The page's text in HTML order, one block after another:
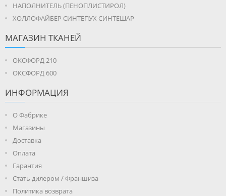
НАПОЛНИТЕЛЬ (ПЕНОПЛИСТИРОЛ)
ХОЛЛОФАЙБЕР СИНТЕПУХ СИНТЕШАР
МАГАЗИН ТКАНЕЙ
ОКСФОРД 210
ОКСФОРД 600
ИНФОРМАЦИЯ
О Фабрике
Магазины
Доставка
Оплата
Гарантия
Стать дилером / Франшиза
Политика возврата